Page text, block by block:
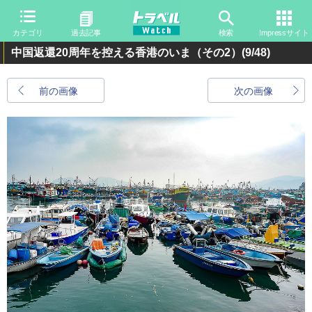
カテゴリ 過去記事 検索 Impressサイト
中国返還20周年を控える香港のいま（その2） (9/48)
前の画像 次の画像